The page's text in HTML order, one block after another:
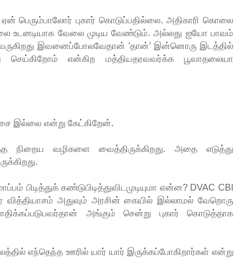
ஏன் பெரும்பாலோர் புகார் கொடுப்பதில்லை. அதிகாரி கொலை
உடனடியாக வேலை முடிய வேண்டும். அல்லது ஐயோ பாவம்
இவனைப்போலவேதான் ’தான்’ இன்னொரு இடத்தில்
செய்கிறோம் என்கிற மத்தியதரவவர்க்க பூவாதலையா
இல்லை என்று கேட்கிறேன்.
நிறைய வழிகளை வைத்திருக்கிறது. அதை எடுத்து
கண்டுபிடித்துவிடமுடியுமா என்ன? DVAC CBI
அதுவும் அரசின் கையில் இல்லாமல் வேறொரு
அங்கும் சென்று புகார் கொடுத்தாக
எந்தெந்த ஊரில் யார் யார் இருக்கப்போகிறார்கள் என்று